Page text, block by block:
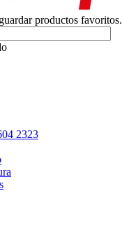
productos favoritos.
2323